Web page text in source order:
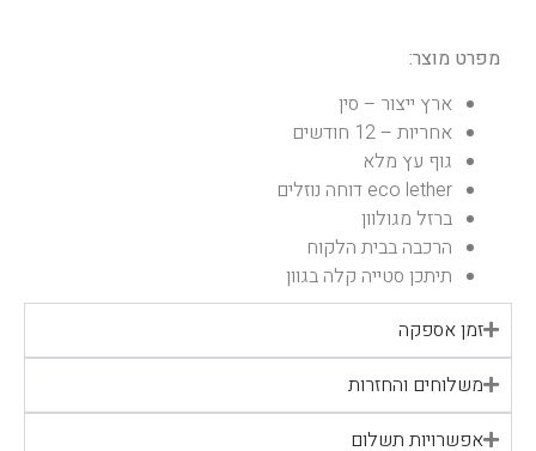
מפרט מוצר:
ארץ ייצור – סין
אחריות – 12 חודשים
גוף עץ מלא
eco lether דוחה נוזלים
ברזל מגולוון
הרכבה בבית הלקוח
תיתכן סטייה קלה בגוון
זמן אספקה
משלוחים והחזרות
אפשרויות תשלום